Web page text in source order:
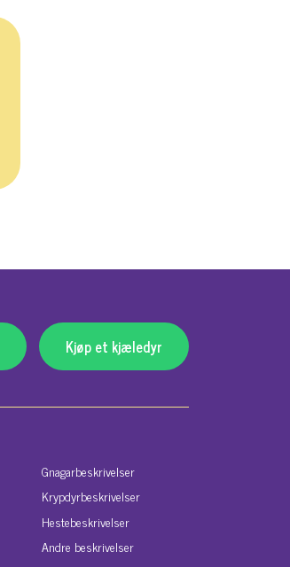
Kjøp et kjæledyr
Gnagarbeskrivelser
Krypdyrbeskrivelser
Hestebeskrivelser
Andre beskrivelser